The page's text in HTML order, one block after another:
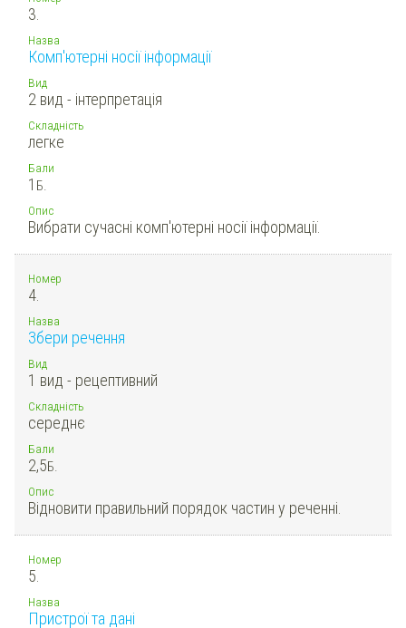
3.
Назва
Комп'ютерні носії інформації
Вид
2 вид - інтерпретація
Складність
легке
Бали
1 Б.
Опис
Вибрати сучасні комп'ютерні носії інформації.
Номер
4.
Назва
Збери речення
Вид
1 вид - рецептивний
Складність
середнє
Бали
2,5Б.
Опис
Відновити правильний порядок частин у реченні.
Номер
5.
Назва
Пристрої та дані